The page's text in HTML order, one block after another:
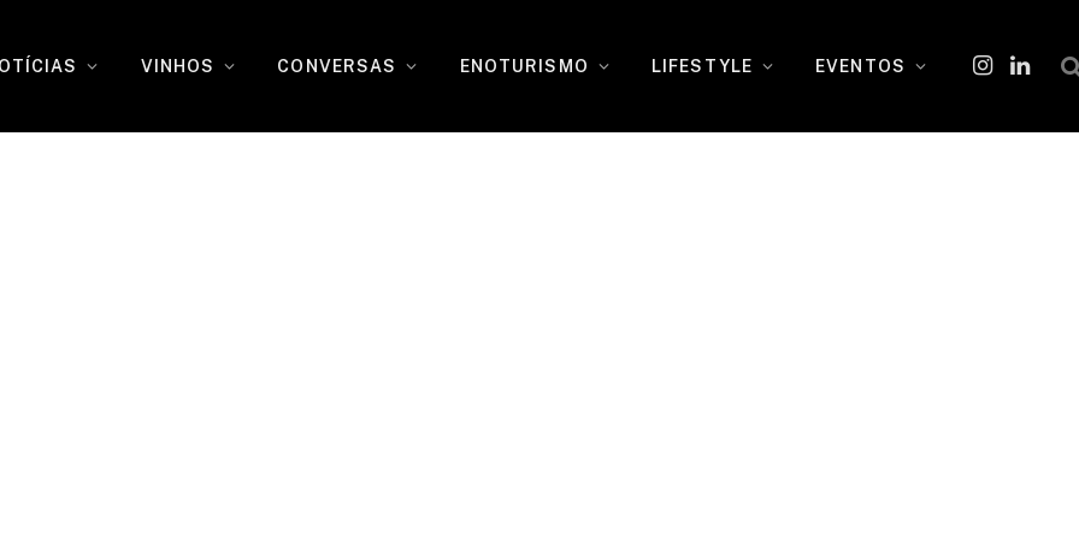
VINHOS CONVERSAS ENOTURISMO LIFESTYLE EVENTOS
Instagram
O